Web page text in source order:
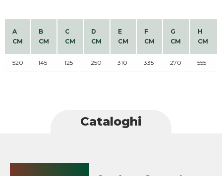
A
CM
B
CM
C
CM
D
CM
E
CM
F
CM
G
CM
H
CM
520 145 125 250 310 335 270 555
Cataloghi